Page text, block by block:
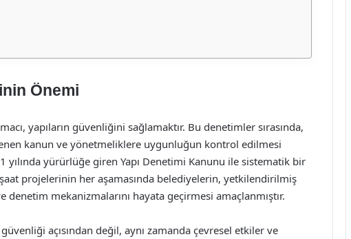
Önemi
yapıların güvenliğini sağlamaktır. Bu denetimler sırasında,
kanun ve yönetmeliklere uygunluğun kontrol edilmesi
yılında yürürlüğe giren Yapı Denetimi Kanunu ile sistematik bir
projelerinin her aşamasında belediyelerin, yetkilendirilmiş
denetim mekanizmalarını hayata geçirmesi amaçlanmıştır.
açısından değil, aynı zamanda çevresel etkiler ve